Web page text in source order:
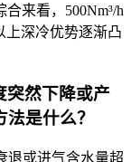
来看，500Nm³/h
上深冷优势逐渐凸
突然下降或产
是什么？
退或进气含水量超